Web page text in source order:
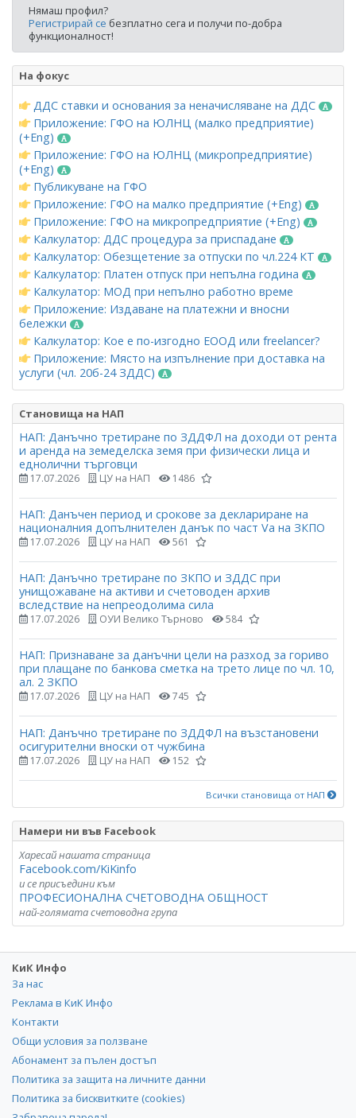
Нямаш профил?
Регистрирай се безплатно сега и получи по-добра
функционалност!
На фокус
ДДС ставки и основания за неначисляване на ДДС
Приложение: ГФО на ЮЛНЦ (малко предприятие)
(+Eng)
Приложение: ГФО на ЮЛНЦ (микропредприятие)
(+Eng)
Публикуване на ГФО
Приложение: ГФО на малко предприятие (+Eng)
Приложение: ГФО на микропредприятие (+Eng)
Калкулатор: ДДС процедура за приспадане
Калкулатор: Обезщетение за отпуски по чл.224 КТ
Калкулатор: Платен отпуск при непълна година
Калкулатор: МОД при непълно работно време
Приложение: Издаване на платежни и вносни
бележки
Калкулатор: Кое е по-изгодно ЕООД или freelancer?
Приложение: Място на изпълнение при доставка на
услуги (чл. 20б-24 ЗДДС)
Становища на НАП
НАП: Данъчно третиране по ЗДДФЛ на доходи от рента
и аренда на земеделска земя при физически лица и
еднолични търговци
17.07.2026 ЦУ на НАП 1486
НАП: Данъчен период и срокове за деклариране на
националния допълнителен данък по част Vа на ЗКПО
17.07.2026 ЦУ на НАП 561
НАП: Данъчно третиране по ЗКПО и ЗДДС при
унищожаване на активи и счетоводен архив
вследствие на непреодолима сила
17.07.2026 ОУИ Велико Търново 584
НАП: Признаване за данъчни цели на разход за гориво
при плащане по банкова сметка на трето лице по чл. 10,
ал. 2 ЗКПО
17.07.2026 ЦУ на НАП 745
НАП: Данъчно третиране по ЗДДФЛ на възстановени
осигурителни вноски от чужбина
17.07.2026 ЦУ на НАП 152
Всички становища от НАП
Намери ни във Facebook
Харесай нашата страница
Facebook.com/KiKinfo
и се присъедини към
ПРОФЕСИОНАЛНА СЧЕТОВОДНА ОБЩНОСТ
най-голямата счетоводна група
КиК Инфо
За нас
Реклама в КиК Инфо
Контакти
Общи условия за ползване
Абонамент за пълен достъп
Политика за защита на личните данни
Политика за бисквитките (cookies)